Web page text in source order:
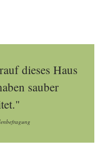
dieses Haus
sauber